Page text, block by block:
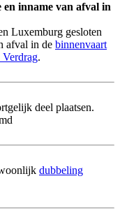
inname van afval in
Luxemburg gesloten
afval in de binnenvaart
Verdrag.
deel plaatsen.
dubbeling